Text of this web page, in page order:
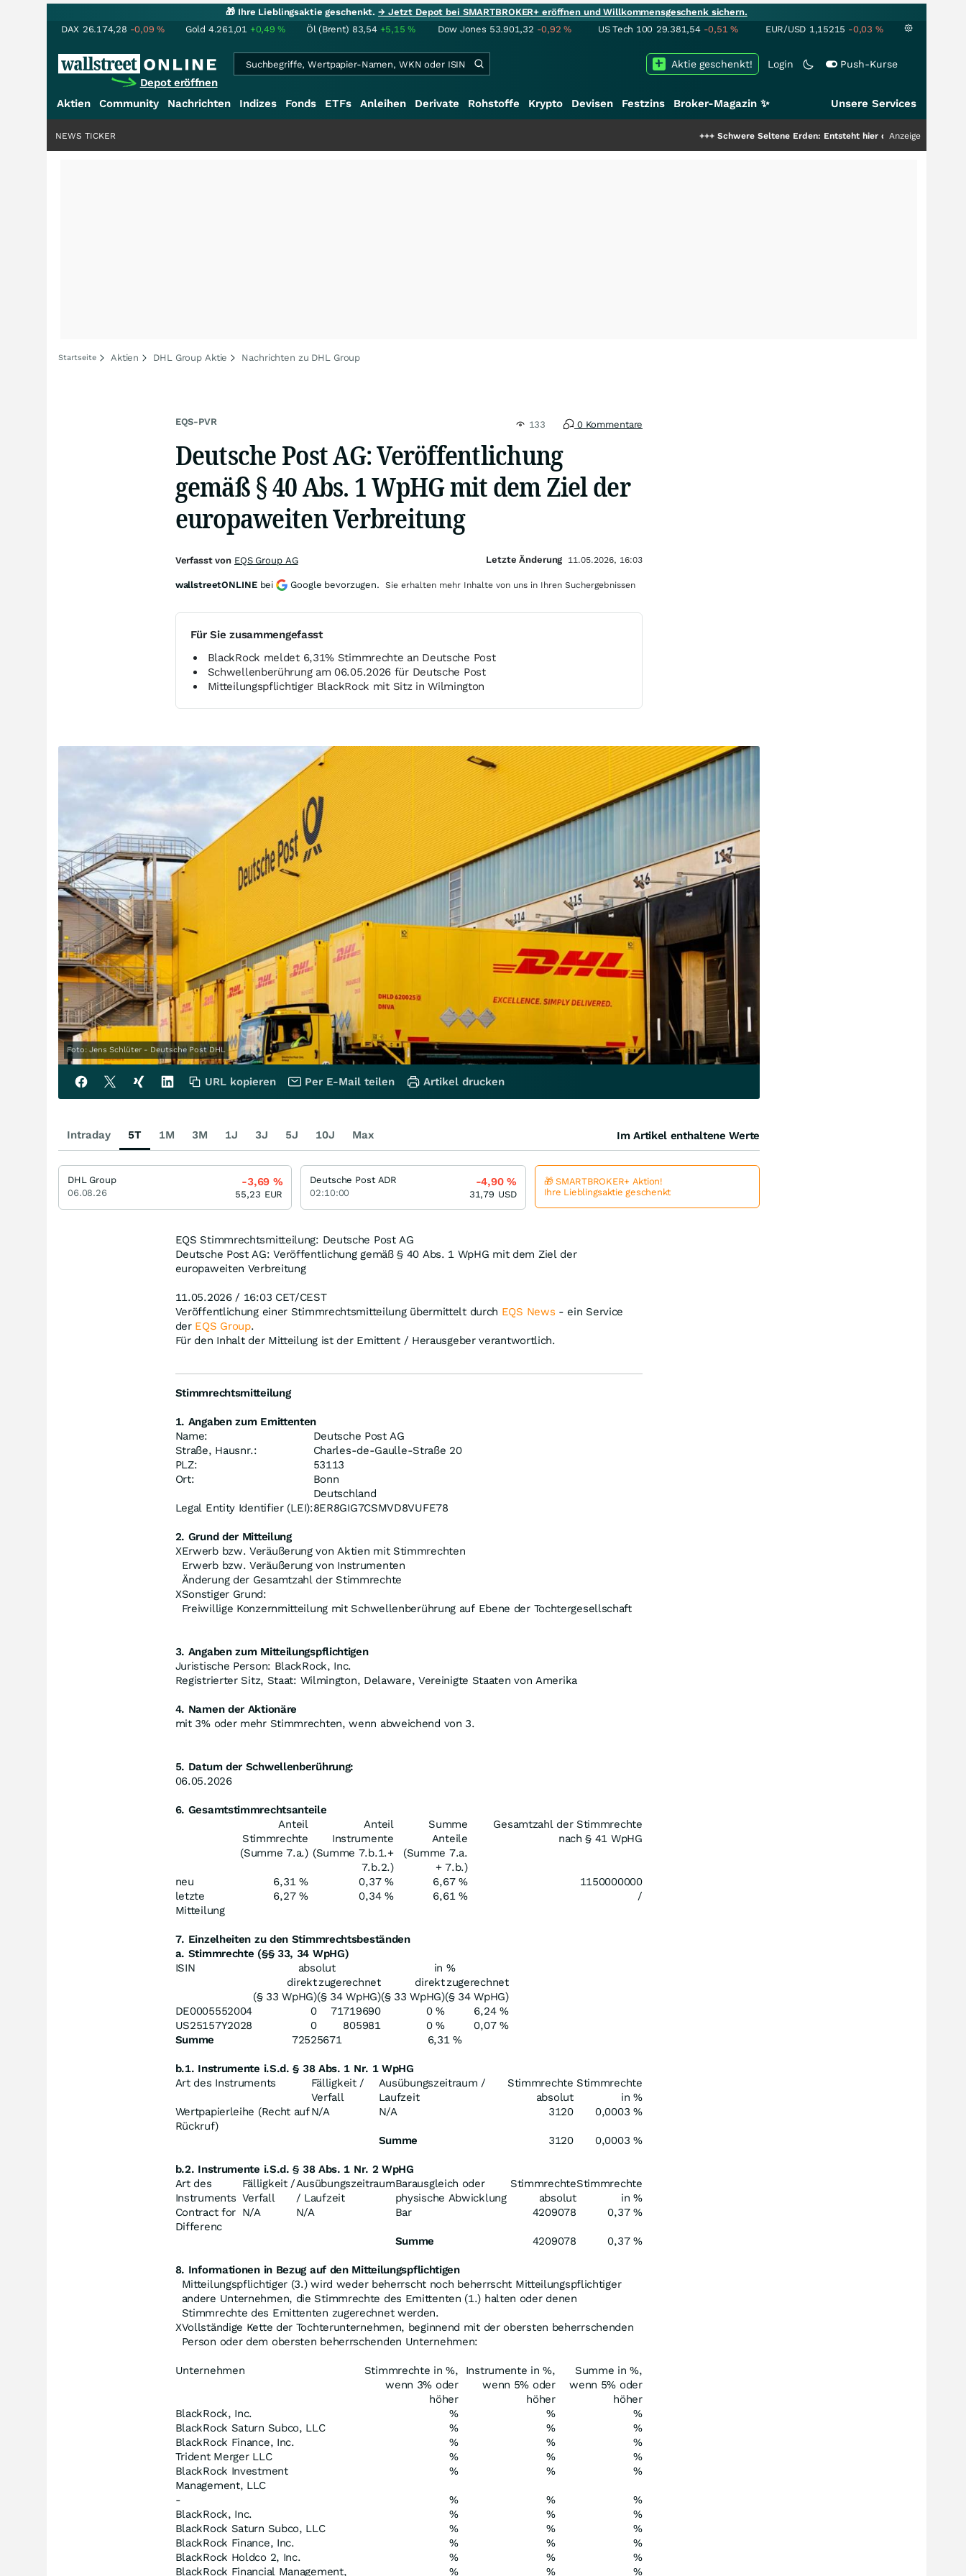
🎁 Ihre Lieblingsaktie geschenkt.→ Jetzt Depot bei SMARTBROKER+ eröffnen und Willkommensgeschenk sichern.
DAX 26.174,28 -0,09% Gold 4.261,01 +0,49% Öl (Brent) 83,54 +5,15% Dow Jones 53.901,32 -0,92% US Tech 100 29.381,54 -0,51% EUR/USD 1,15215 -0,03 %
Depot eröffnen
Login Push-Kurse
Aktie geschenkt!
Aktien Community Nachrichten Indizes Fonds ETFs Anleihen Derivate Rohstoffe Krypto Devisen Festzins Broker-Magazin ✨ Unsere Services
Schwere Seltene Erden: Entsteht hier die nächste Milliardenstory?
Anzeige
NEWS TICKER
Startseite Aktien DHL Group Aktie Nachrichten zu DHL Group
EQS-PVR 133 0 Kommentare
Deutsche Post AG: Veröffentlichung
gemäß § 40 Abs. 1 WpHG mit dem Ziel der
europaweiten Verbreitung
Für Sie zusammengefasst
BlackRock meldet 6,31% Stimmrechte an Deutsche Post
Schwellenberührung am 06.05.2026 für Deutsche Post
Mitteilungspflichtiger BlackRock mit Sitz in Wilmington
Foto: Jens Schlüter - Deutsche Post DHL
EQS Stimmrechtsmitteilung: Deutsche Post AG
Deutsche Post AG: Veröffentlichung gemäß § 40 Abs. 1 WpHG mit dem Ziel der
europaweiten Verbreitung
11.05.2026 / 16:03 CET/CEST
Veröffentlichung einer Stimmrechtsmitteilung übermittelt durch EQS News - ein Service
der EQS Group.
Für den Inhalt der Mitteilung ist der Emittent / Herausgeber verantwortlich.
Stimmrechtsmitteilung
1. Angaben zum Emittenten
Name:
Deutsche Post AG
Straße, Hausnr.:
Charles-de-Gaulle-Straße 20
PLZ:
53113
Ort:
Bonn
Deutschland
Legal Entity Identifier (LEI):8ER8GIG7CSMVD8VUFE78
2. Grund der Mitteilung
XErwerb bzw. Veräußerung von Aktien mit Stimmrechten
Erwerb bzw. Veräußerung von Instrumenten
Änderung der Gesamtzahl der Stimmrechte
XSonstiger Grund:
Freiwillige Konzernmitteilung mit Schwellenberührung auf Ebene der Tochtergesellschaft
3. Angaben zum Mitteilungspflichtigen
Juristische Person: BlackRock, Inc.
Registrierter Sitz, Staat: Wilmington, Delaware, Vereinigte Staaten von Amerika
4. Namen der Aktionäre
mit 3% oder mehr Stimmrechten, wenn abweichend von 3.
5. Datum der Schwellenberührung:
06.05.2026
6. Gesamtstimmrechtsanteile
Anteil
Stimmrechte
(Summe 7.a.)
Anteil
Instrumente
(Summe 7.b.1.+
7.b.2.)
Summe
Anteile
(Summe 7.a.
+ 7.b.)
Gesamtzahl der Stimmrechte
nach § 41 WpHG
neu 6,31 % 0,37 % 6,67 %
1150000000
letzte
Mitteilung
6,27 % 0,34 % 6,61 % /
7. Einzelheiten zu den Stimmrechtsbeständen
a. Stimmrechte (§§ 33, 34 WpHG)
ISIN
absolut
in %
direkt
(§ 33 WpHG)
zugerechnet
(§ 34 WpHG)
direkt
(§ 33 WpHG)
zugerechnet
(§ 34 WpHG)
DE0005552004
0 71719690 0 %
6,24 %
US25157Y2028
0 805981 0 %
0,07 %
Summe
72525671 6,31 %
b.1. Instrumente i.S.d. § 38 Abs. 1 Nr. 1 WpHG
Art des Instruments
Fälligkeit /
Verfall
Ausübungszeitraum /
Laufzeit
Stimmrechte
absolut
Stimmrechte
in %
Wertpapierleihe (Recht auf
Rückruf)
N/A N/A 3120 0,0003 %
Summe 3120 0,0003 %
b.2. Instrumente i.S.d. § 38 Abs. 1 Nr. 2 WpHG
Art des
Instruments
Fälligkeit /
Verfall
Ausübungszeitraum
/ Laufzeit
Barausgleich oder
physische Abwicklung
Stimmrechte
absolut
Stimmrechte
in %
Contract for
Differenc
N/A N/A Bar 4209078 0,37 %
Summe 4209078 0,37 %
8. Informationen in Bezug auf den Mitteilungspflichtigen
Mitteilungspflichtiger (3.) wird weder beherrscht noch beherrscht Mitteilungspflichtiger
andere Unternehmen, die Stimmrechte des Emittenten (1.) halten oder denen
Stimmrechte des Emittenten zugerechnet werden.
XVollständige Kette der Tochterunternehmen, beginnend mit der obersten beherrschenden
Person oder dem obersten beherrschenden Unternehmen:
Unternehmen
Stimmrechte in %,
wenn 3% oder
höher
Instrumente in %,
wenn 5% oder
höher
Summe in %,
wenn 5% oder
höher
BlackRock, Inc.
% %
%
BlackRock Saturn Subco, LLC
% %
%
BlackRock Finance, Inc.
% %
%
Trident Merger LLC
% %
%
BlackRock Investment
Management, LLC
% % %
- % %
%
BlackRock, Inc.
% %
%
BlackRock Saturn Subco, LLC
% %
%
BlackRock Finance, Inc.
% %
%
BlackRock Holdco 2, Inc.
% %
%
BlackRock Financial Management,
% % %
Verfasst von EQS Group AG Letzte Änderung 11.05.2026, 16:03
wallstreetONLINE bei Google bevorzugen. Sie erhalten mehr Inhalte von uns in Ihren Suchergebnissen
URL kopieren Per E-Mail teilen Artikel drucken
Intraday 5T 1M 3M 1J 3J 5J 10J Max Im Artikel enthaltene Werte
DHL Group
06.08.26
-3,69 %
55,23 EUR
Deutsche Post ADR
02:10:00
-4,90 %
31,79 USD
🎁 SMARTBROKER+ Aktion!
Ihre Lieblingsaktie geschenkt